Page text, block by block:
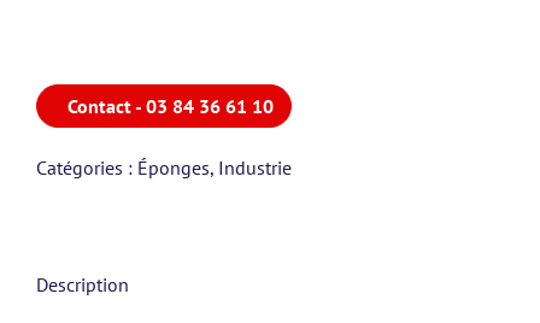
Contact - 03 84 36 61 10
Catégories : Éponges, Industrie
Description